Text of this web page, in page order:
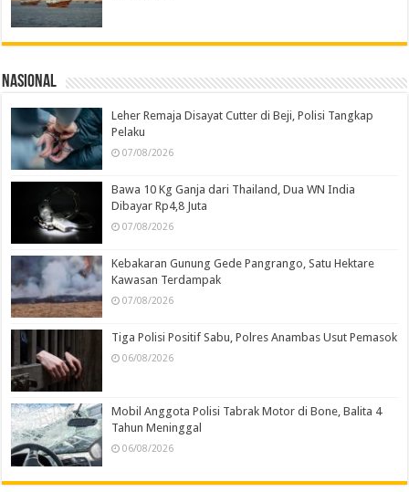
Nasional
Leher Remaja Disayat Cutter di Beji, Polisi Tangkap
Pelaku
07/08/2026
Bawa 10 Kg Ganja dari Thailand, Dua WN India
Dibayar Rp4,8 Juta
07/08/2026
Kebakaran Gunung Gede Pangrango, Satu Hektare
Kawasan Terdampak
07/08/2026
Tiga Polisi Positif Sabu, Polres Anambas Usut Pemasok
06/08/2026
Mobil Anggota Polisi Tabrak Motor di Bone, Balita 4
Tahun Meninggal
06/08/2026